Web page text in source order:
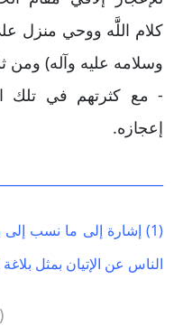
كلام اللََّه ووحي منزل
وسلامه عليه وآله) ومن
- مع كثرتهم في تلك
إعجازه.
(1) إشارة إلى ما نسب
الناس عن الإتيان بمثل
( 8 )